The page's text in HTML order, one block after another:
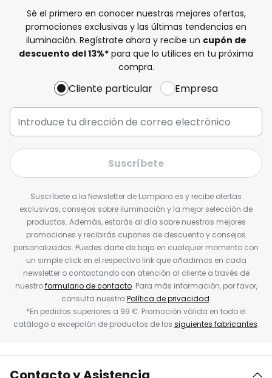
Sé el primero en conocer nuestras mejores ofertas,
promociones exclusivas y las últimas tendencias en
iluminación. Regístrate ahora y recibe un cupón de
descuento del13%* para que lo utilices en tu próxima
compra.
Cliente particular Empresa
Suscríbete
Suscríbete a la Newsletter de Lampara.es y recibe ofertas
exclusivas, consejos sobre iluminación y la mejor selección de
productos. Además, estarás al día sobre nuestras mejores
promociones y recibirás cupones de descuento y consejos
personalizados. Puedes darte de baja en cualquier momento con
un simple click en el respectivo link que añadimos en cada
newsletter o contactando con atención al cliente a través de
nuestroformulario de contacto. Para más información, por favor,
consulta nuestra Política de privacidad.
*En pedidos superiores a 99 €. Promoción válida en todo el
catálogo a excepción de productos de los siguientes fabricantes.